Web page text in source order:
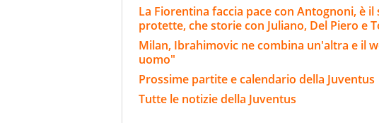
La Fiorentina faccia pace con Antognoni, è
protette, che storie con Juliano, Del Piero e
Milan, Ibrahimovic ne combina un'altra e il
uomo"
Prossime partite e calendario della Juventus
Tutte le notizie della Juventus